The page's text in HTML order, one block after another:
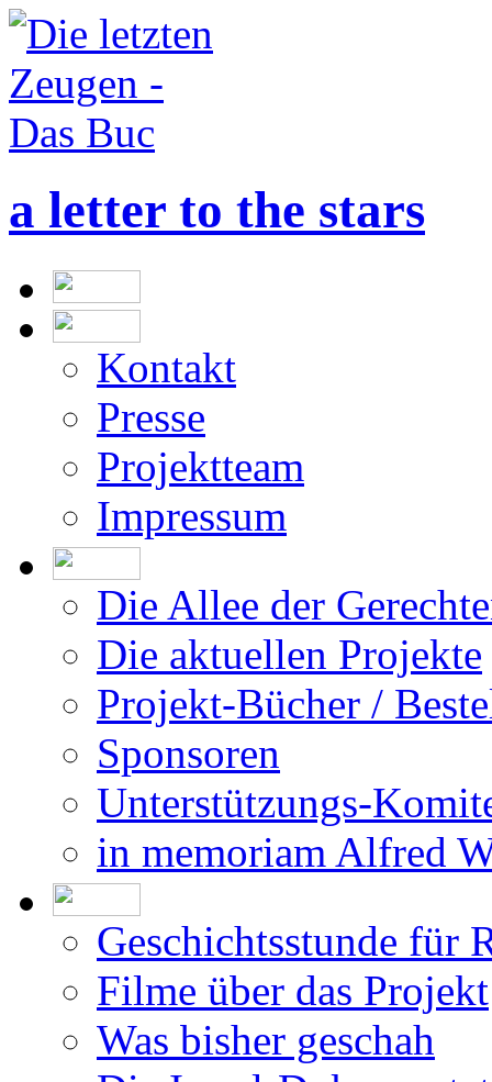
a letter to the stars
Kontakt
Presse
Projektteam
Impressum
Die Allee der
Die aktuellen Projekte
Projekt-Bücher /
Sponsoren
Unterstützungs-
in memoriam Alfred
Geschichtsstunde für
Filme über das Projekt
Was bisher geschah